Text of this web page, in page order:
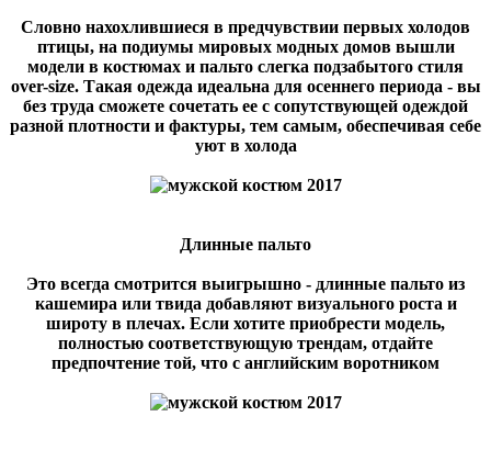
Словно нахохлившиеся в предчувствии первых холодов
птицы, на подиумы мировых модных домов вышли
модели в костюмах и пальто слегка подзабытого стиля
over-size. Такая одежда идеальна для осеннего периода - вы
без труда сможете сочетать ее с сопутствующей одеждой
разной плотности и фактуры, тем самым, обеспечивая себе
уют в холода
Длинные пальто
Это всегда смотрится выигрышно - длинные пальто из
кашемира или твида добавляют визуального роста и
широту в плечах. Если хотите приобрести модель,
полностью соответствующую трендам, отдайте
предпочтение той, что с английским воротником